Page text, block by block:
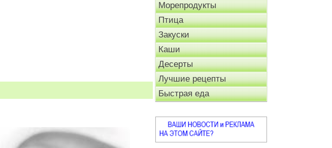
Морепродукты
Птица
Закуски
Каши
Десерты
Лучшие рецепты
Быстрая еда